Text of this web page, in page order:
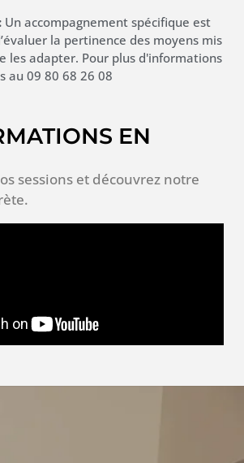
Un accompagnement spécifique est
la pertinence des moyens mis
les adapter. Pour plus d'informations
au 09 80 68 26 08
EN
sessions et découvrez notre